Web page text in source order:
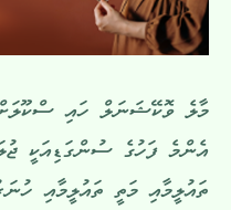
މާލެ ވޮކޭޝަނަލް ހައި
އެންމެ ފަހުގެ ސުންގަޑިއަކީ
ތައުލީމާއި މަތީ ތައުލީމާއި